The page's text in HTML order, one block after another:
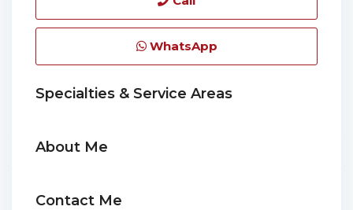
WhatsApp
Specialties & Service Areas
About Me
Contact Me